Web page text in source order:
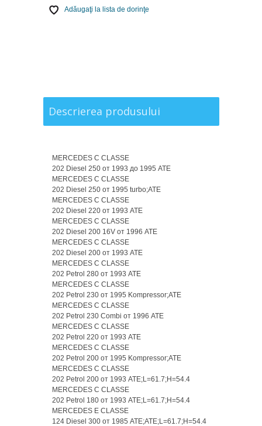
Adăugaţi la lista de dorinţe
Descrierea produsului
MERCEDES C CLASSE
202 Diesel 250 от 1993 до 1995 ATE
MERCEDES C CLASSE
202 Diesel 250 от 1995 turbo;ATE
MERCEDES C CLASSE
202 Diesel 220 от 1993 ATE
MERCEDES C CLASSE
202 Diesel 200 16V от 1996 ATE
MERCEDES C CLASSE
202 Diesel 200 от 1993 ATE
MERCEDES C CLASSE
202 Petrol 280 от 1993 ATE
MERCEDES C CLASSE
202 Petrol 230 от 1995 Kompressor;ATE
MERCEDES C CLASSE
202 Petrol 230 Combi от 1996 ATE
MERCEDES C CLASSE
202 Petrol 220 от 1993 ATE
MERCEDES C CLASSE
202 Petrol 200 от 1995 Kompressor;ATE
MERCEDES C CLASSE
202 Petrol 200 от 1993 ATE;L=61.7;H=54.4
MERCEDES C CLASSE
202 Petrol 180 от 1993 ATE;L=61.7;H=54.4
MERCEDES E CLASSE
124 Diesel 300 от 1985 ATE;ATE;L=61.7;H=54.4